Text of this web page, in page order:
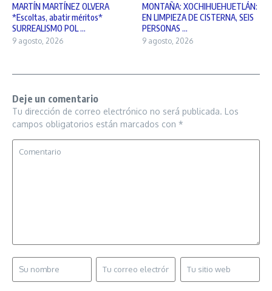
MARTÍN MARTÍNEZ OLVERA
*Escoltas, abatir méritos*
SURREALISMO POL ...
9 agosto, 2026
MONTAÑA: XOCHIHUEHUETLÁN:
EN LIMPIEZA DE CISTERNA, SEIS
PERSONAS ...
9 agosto, 2026
Deje un comentario
Tu dirección de correo electrónico no será publicada. Los
campos obligatorios están marcados con *